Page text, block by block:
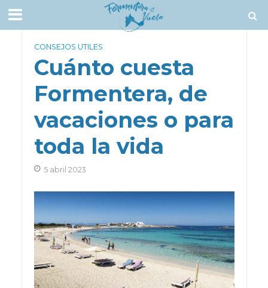
CONSEJOS UTILES
Cuánto cuesta
Formentera, de
vacaciones o para
toda la vida
5 abril 2023